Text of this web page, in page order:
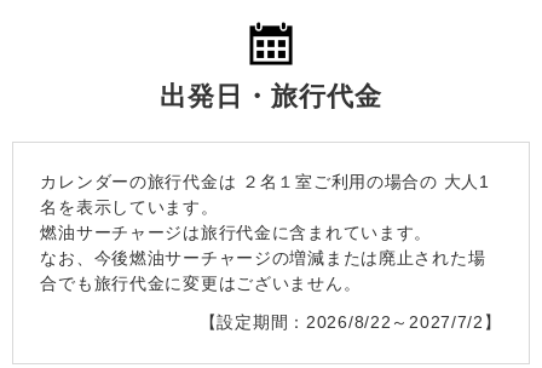
出発日・旅行代金
カレンダーの旅行代金は ２名１室 ご利用の場合の 大人1
名を表示しています。
燃油サーチャージは旅行代金に含まれています。
なお、今後燃油サーチャージの増減または廃止された場
合でも旅行代金に変更はございません。
【設定期間：2026/8/22～2027/7/2】